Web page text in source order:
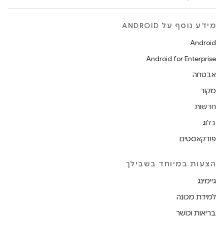
מידע נוסף על ANDROID
Android
Android for Enterprise
אבטחה
מקור
חדשות
בלוג
פודקאסטים
הצעות במיוחד בשבילך
גיימינג
למידת מכונה
בריאות וכושר